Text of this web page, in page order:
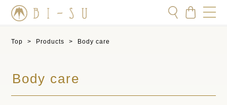
Top > Products > Body care
Body care